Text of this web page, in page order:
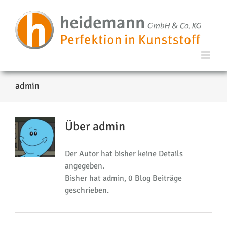
admin
Über admin
Der Autor hat bisher keine Details
angegeben.
Bisher hat admin, 0 Blog Beiträge
geschrieben.